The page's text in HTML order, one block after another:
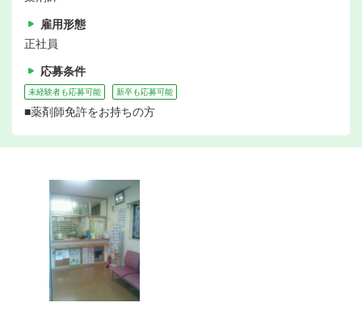
雇用形態
正社員
応募条件
未経験者も応募可能 新卒も応募可能
■薬剤師免許をお持ちの方